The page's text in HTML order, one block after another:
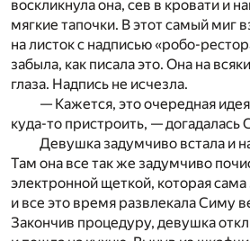
воскликнула она, сев в кровати и
мягкие тапочки. В этот самый миг
на листок с надписью «робо-
забыла, как писала это. Она на
глаза. Надпись не исчезла.
— Кажется, это очередная
куда-то пристроить, — догадалась
Девушка задумчиво встала и
Там она все так же задумчиво
электронной щеткой, которая
и все это время развлекала Симу
Закончив процедуру, девушка